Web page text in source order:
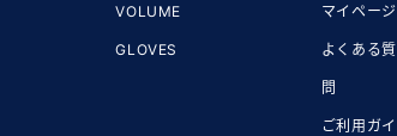
VOLUME
GLOVES
マイページ
よくある質
問
ご利用ガイ